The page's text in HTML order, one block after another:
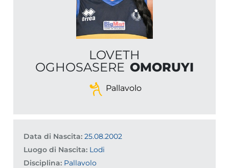
LOVETH
OGHOSASERE OMORUYI
Pallavolo
Data di Nascita: 25.08.2002
Luogo di Nascita: Lodi
Disciplina: Pallavolo